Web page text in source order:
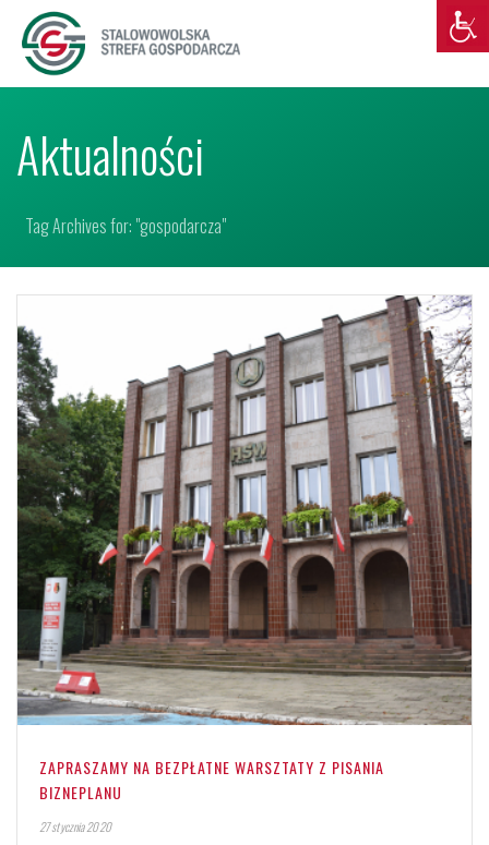
Aktualności
Tag Archives for: "gospodarcza"
ZAPRASZAMY NA BEZPŁATNE WARSZTATY Z PISANIA
BIZNEPLANU
27 stycznia 2020